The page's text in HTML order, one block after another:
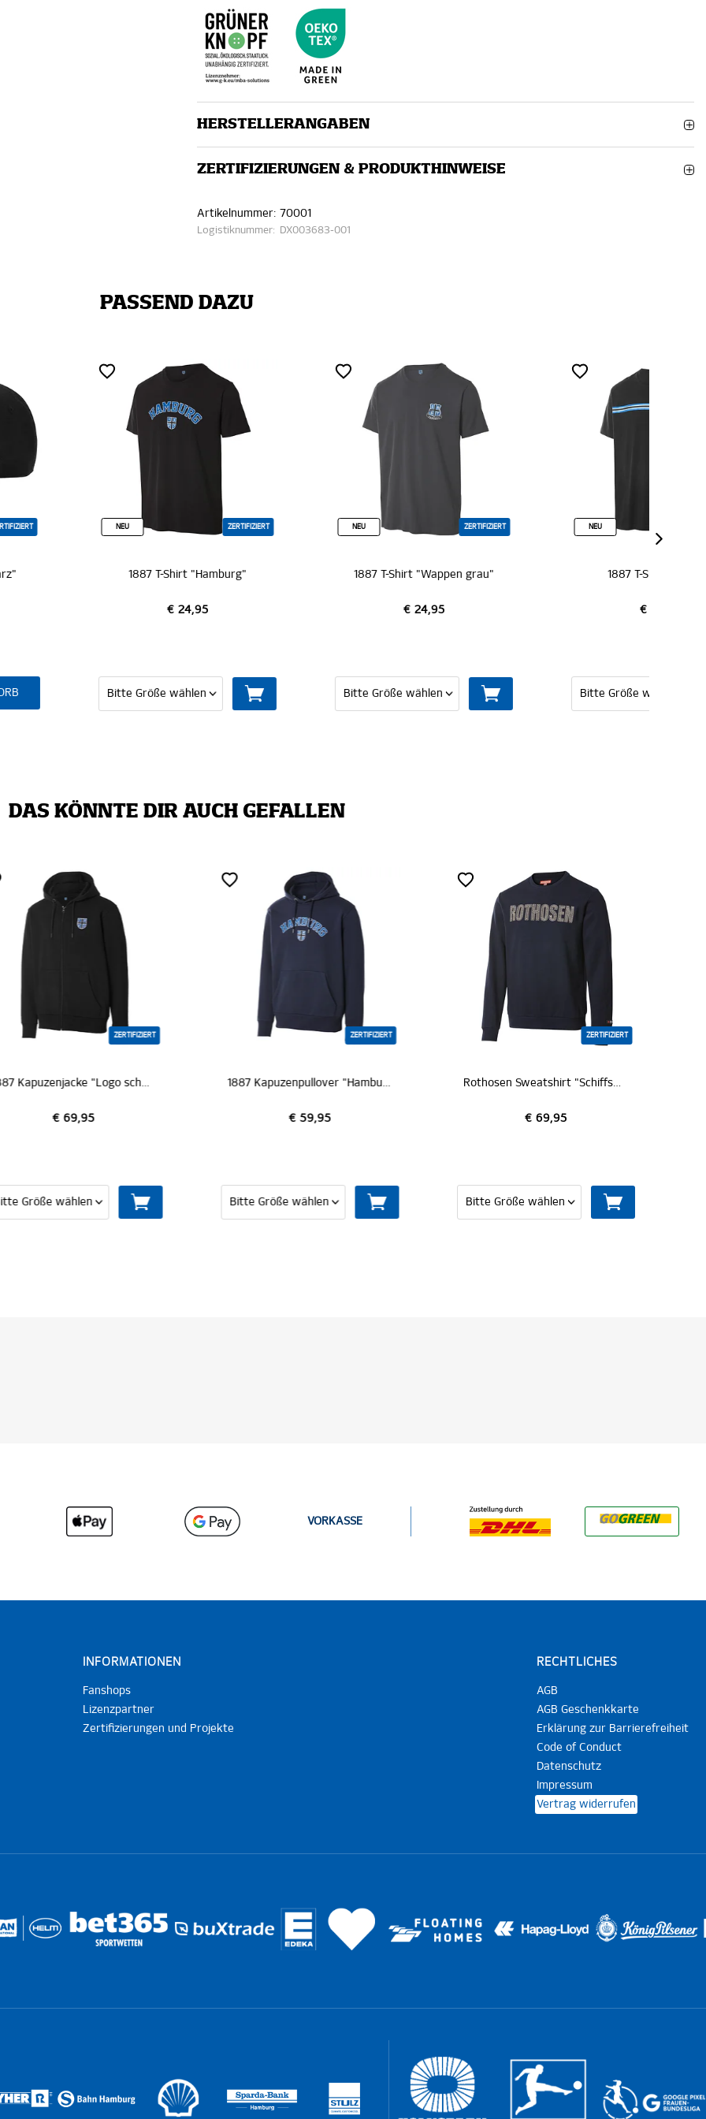
HERSTELLERANGABEN
ZERTIFIZIERUNGEN & PRODUKTHINWEISE
Artikelnummer: 70001
Logistiknummer: DX003683-001
PASSEND DAZU
ZERTIFIZIERT
1887 T-Shirt "Hamburg"
NEU ZERTIFIZIERT
1887 T-Shirt "Wappen grau"
NEU ZERTIFIZIERT
1887 T-Shirt "Balken"
DAS KÖNNTE DIR AUCH GEFALLEN
ZERTIFIZIERT
1887 Kapuzenjacke "Logo schwarz"
€ 69,95
ZERTIFIZIERT
1887 Kapuzenpullover "Hamburg"
€ 59,95
ZERTIFIZIERT
Rothosen Sweatshirt "Schiffsmechaniker"
€ 69,95
VORKASSE
INFORMATIONEN
Fanshops
Lizenzpartner
Zertifizierungen und Projekte
RECHTLICHES
AGB
AGB Geschenkkarte
Erklärung zur Barrierefreiheit
Code of Conduct
Datenschutz
Impressum
Vertrag widerrufen